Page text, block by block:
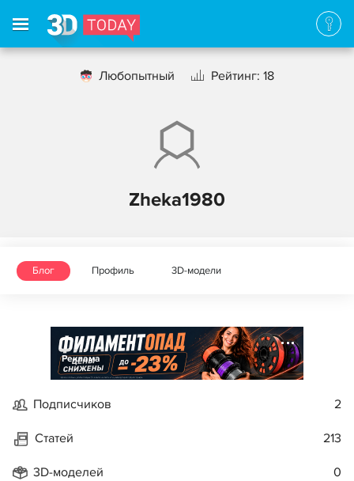
Любопытный Рейтинг: 18
Zheka1980
Блог Профиль 3D-модели
Реклама
Подписчиков 2
Статей 213
3D-моделей 0